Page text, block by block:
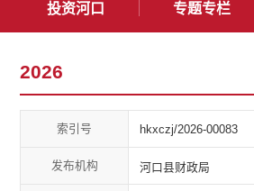
投资河口 专题专栏
2026
索引号 hkxczj/2026-00083
发布机构 河口县财政局